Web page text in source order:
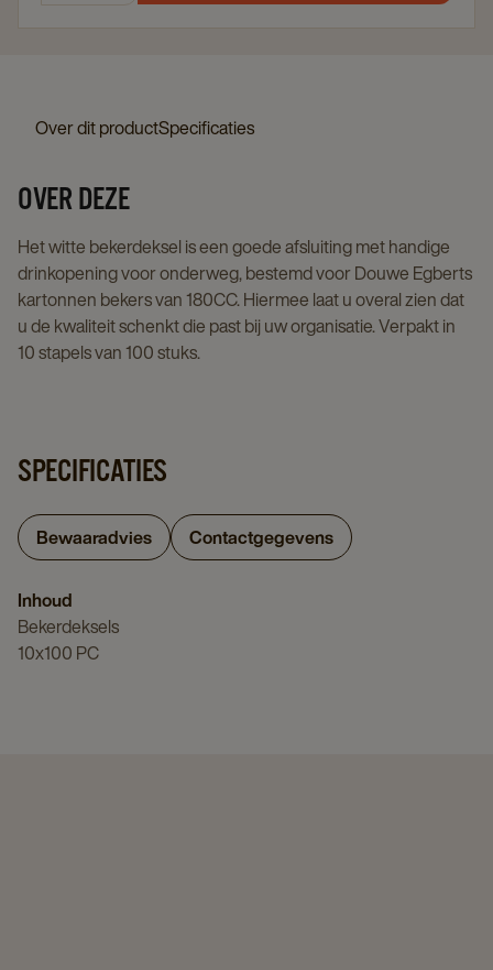
Over dit productSpecificaties
OVER DEZE
Het witte bekerdeksel is een goede afsluiting met handige
drinkopening voor onderweg, bestemd voor Douwe Egberts
kartonnen bekers van 180CC. Hiermee laat u overal zien dat
u de kwaliteit schenkt die past bij uw organisatie. Verpakt in
10 stapels van 100 stuks.
SPECIFICATIES
Bewaaradvies Contactgegevens
Inhoud
Bekerdeksels
10x100 PC